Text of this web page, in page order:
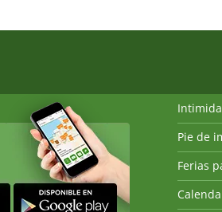
Pie de
Ferias